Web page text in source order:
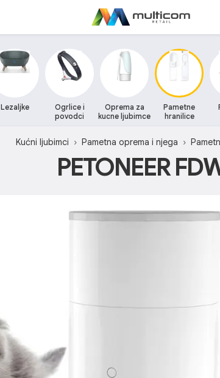
Lezaljke
Ogrlice i
povodci
Oprema za
kucne ljubimce
Pametne
hranilice
Kućni ljubimci Pametna oprema i njega
PETONEER